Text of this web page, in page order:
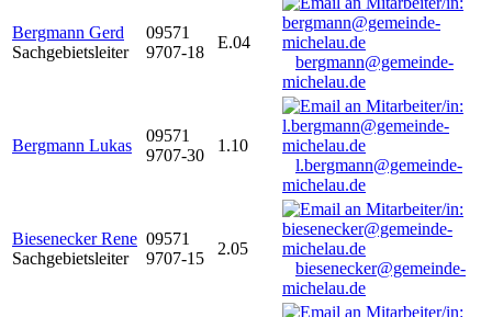
Bergmann Gerd
Sachgebietsleiter
09571
9707-18
E.04
bergmann@gemeinde-
michelau.de
Bergmann Lukas
09571
9707-30
1.10
l.bergmann@gemeinde-
michelau.de
Biesenecker Rene
Sachgebietsleiter
09571
9707-15
2.05
biesenecker@gemeinde-
michelau.de